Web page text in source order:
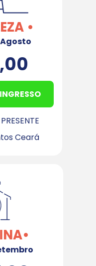
•
Agosto
Ceará